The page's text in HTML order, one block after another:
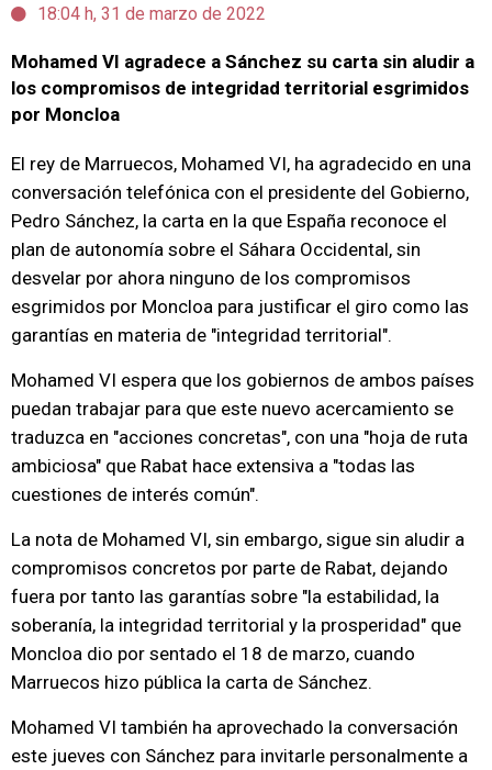
18:04 h, 31 de marzo de 2022
Mohamed VI agradece a Sánchez su carta sin aludir a
los compromisos de integridad territorial esgrimidos
por Moncloa
El rey de Marruecos, Mohamed VI, ha agradecido en una
conversación telefónica con el presidente del Gobierno,
Pedro Sánchez, la carta en la que España reconoce el
plan de autonomía sobre el Sáhara Occidental, sin
desvelar por ahora ninguno de los compromisos
esgrimidos por Moncloa para justificar el giro como las
garantías en materia de "integridad territorial".
Mohamed VI espera que los gobiernos de ambos países
puedan trabajar para que este nuevo acercamiento se
traduzca en "acciones concretas", con una "hoja de ruta
ambiciosa" que Rabat hace extensiva a "todas las
cuestiones de interés común".
La nota de Mohamed VI, sin embargo, sigue sin aludir a
compromisos concretos por parte de Rabat, dejando
fuera por tanto las garantías sobre "la estabilidad, la
soberanía, la integridad territorial y la prosperidad" que
Moncloa dio por sentado el 18 de marzo, cuando
Marruecos hizo pública la carta de Sánchez.
Mohamed VI también ha aprovechado la conversación
este jueves con Sánchez para invitarle personalmente a